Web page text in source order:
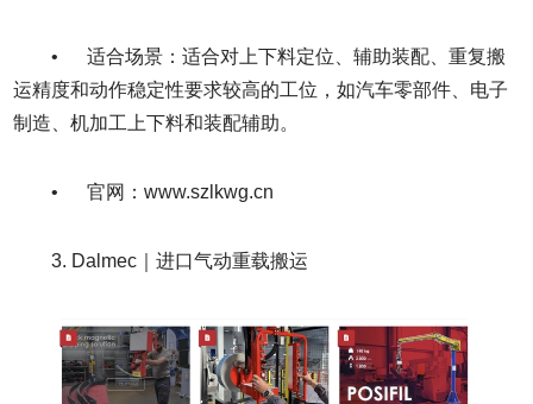
• 适合场景：适合对上下料定位、辅助装配、重复搬
运精度和动作稳定性要求较高的工位，如汽车零部件、电子
制造、机加工上下料和装配辅助。
• 官网：www.szlkwg.cn
3. Dalmec｜进口气动重载搬运